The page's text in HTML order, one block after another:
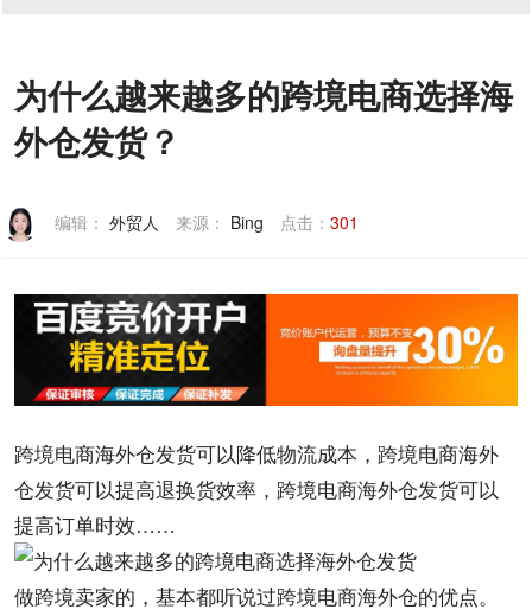
联系我们
为什么越来越多的跨境电商选择海
外仓发货？
编辑： 外贸人 来源： Bing 点击： 301
跨境电商海外仓发货可以降低物流成本， 跨境电商海外
仓发货可以提高退换货效率，跨境电商海外仓发货可以
提高订单时效……
做跨境卖家的，基本都听说过跨境电商海外仓的优点。